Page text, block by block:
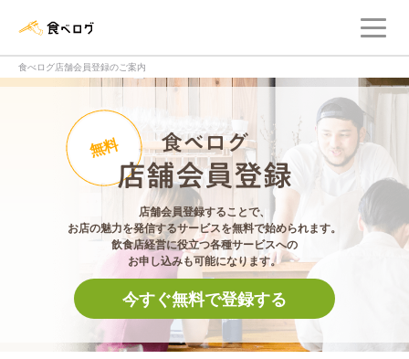
食べログ店舗会員登録のご案内
食べログ店舗会員
無料
店舗会員登録することで、
お店の魅力を発信するサービスを無料で始められます。
飲食店経営に役立つ各種サービスへの
お申し込みも可能になります。
今すぐ無料で登録する